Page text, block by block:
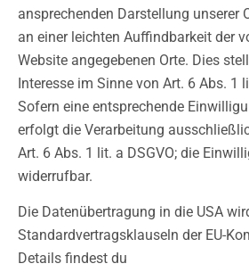
ansprechenden Darstellung unserer
an einer leichten Auffindbarkeit der
Website angegebenen Orte. Dies
Interesse im Sinne von Art. 6 Abs. 1
Sofern eine entsprechende
erfolgt die Verarbeitung
Art. 6 Abs. 1 lit. a DSGVO; die
widerrufbar.
Die Datenübertragung in die USA
Standardvertragsklauseln der EU-
Details findest du